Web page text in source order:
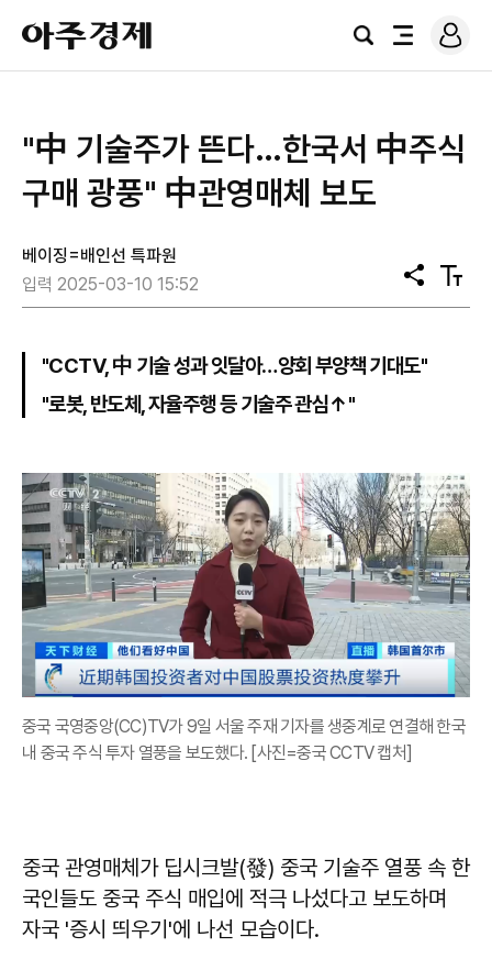
아
주
경
검
전
로
그
"中 기술주가 뜬다…한국서 中주식
구매 광풍" 中관영매체 보도
베이징=배인선 특파원
입력 2025-03-10 15:52
공
유
텍
스
"CCTV, 中 기술 성과 잇달아…양회 부양책 기대도"
"로봇, 반도체, 자율주행 등 기술주 관심↑"
중국 국영중앙(CC)TV가 9일 서울 주재 기자를 생중계로 연결해 한국
내 중국 주식 투자 열풍을 보도했다. [사진=중국 CCTV 캡처]
중국 관영매체가 딥시크발(發) 중국 기술주 열풍 속 한
국인들도 중국 주식 매입에 적극 나섰다고 보도하며
자국 '증시 띄우기'에 나선 모습이다.